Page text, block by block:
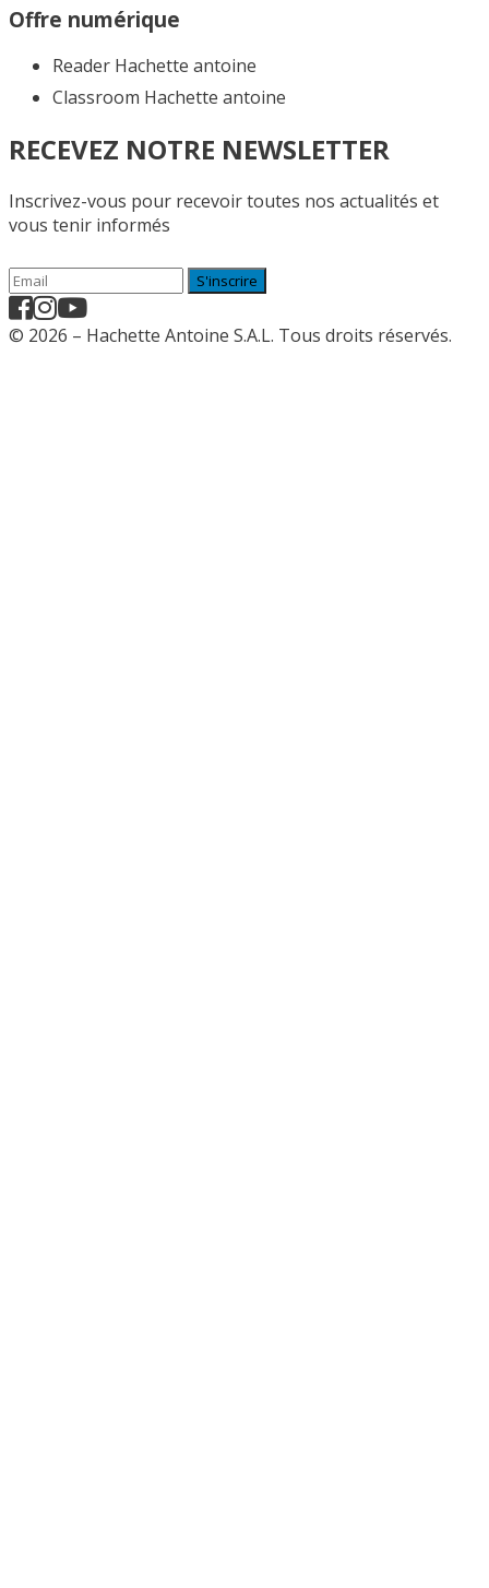
Offre numérique
Reader Hachette antoine
Classroom Hachette antoine
RECEVEZ NOTRE NEWSLETTER
Inscrivez-vous pour recevoir toutes nos actualités et
vous tenir informés
S'inscrire
© 2026 – Hachette Antoine S.A.L. Tous droits réservés.